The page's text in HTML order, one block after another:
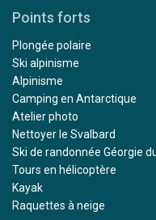
Points forts
Plongée polaire
Ski alpinisme
Alpinisme
Camping en Antarctique
Atelier photo
Nettoyer le Svalbard
Ski de randonnée Géorgie
Tours en hélicoptère
Kayak
Raquettes à neige